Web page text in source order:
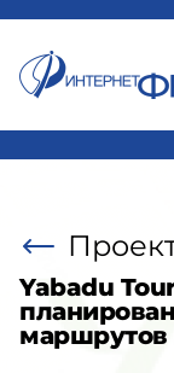
Yabadu
маршрутов